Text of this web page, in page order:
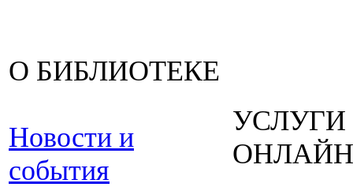
О БИБЛИОТЕКЕ
Новости и
события
УСЛУГИ
ОНЛАЙН